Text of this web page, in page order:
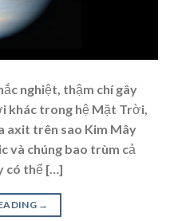
nghiệt, thậm chí gây
khác trong hệ Mặt Trời,
axit trên sao Kim Mây
và chúng bao trùm cả
có thể […]
→